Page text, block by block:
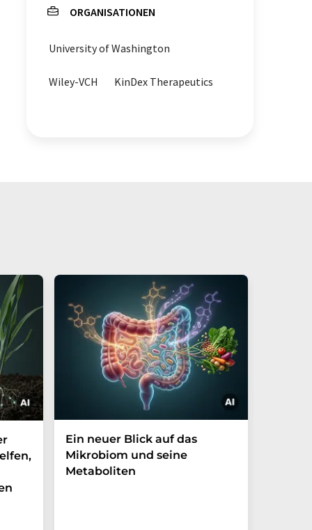
ORGANISATIONEN
University of Washington
Wiley-VCH KinDex Therapeutics
Ein neuer Blick auf das
Mikrobiom und seine
Metaboliten